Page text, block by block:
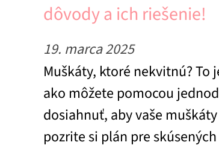
dôvody a ich riešenie!
19. marca 2025
Muškáty, ktoré nekvitnú?
ako môžete pomocou
dosiahnuť, aby vaše
pozrite si plán pre